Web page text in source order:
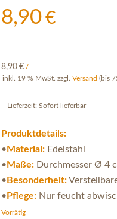
8,90€
8,90€ /
inkl. 19 % MwSt. zzgl.Versand (bis
Lieferzeit:Sofort lieferbar
Produktdetails:
• Material: Edelstahl
• Maße: Durchmesser Ø 4
• Besonderheit:
• Pflege: Nur feucht
Vorrätig